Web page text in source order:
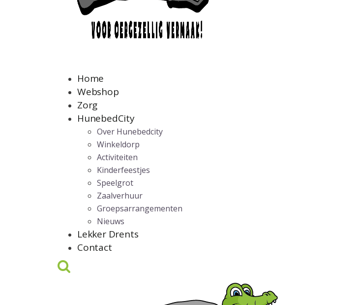
Home
Webshop
Zorg
HunebedCity
Over Hunebedcity
Winkeldorp
Activiteiten
Kinderfeestjes
Speelgrot
Zaalverhuur
Groepsarrangementen
Nieuws
Lekker Drents
Contact